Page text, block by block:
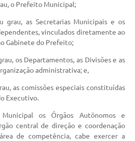
o Prefeito Municipal;
grau, as Secretarias Municipais e os
vinculados diretamente ao
Gabinete do Prefeito;
os Departamentos, as Divisões e as
administrativa; e,
as comissões especiais constituídas
Executivo.
os Órgãos Autônomos e
central de direção e coordenação
de competência, cabe exercer a